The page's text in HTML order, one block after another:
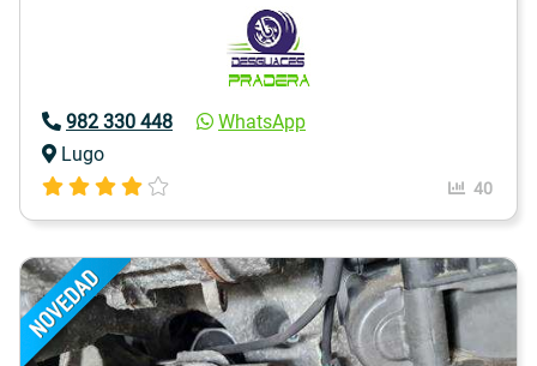
982 330 448
WhatsApp
Lugo
40